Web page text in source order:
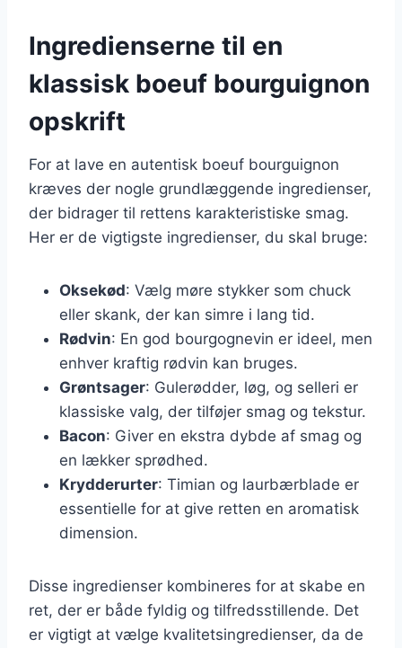
Ingredienserne til en
klassisk boeuf bourguignon
opskrift
For at lave en autentisk boeuf bourguignon
kræves der nogle grundlæggende ingredienser,
der bidrager til rettens karakteristiske smag.
Her er de vigtigste ingredienser, du skal bruge:
Oksekød: Vælg møre stykker som chuck
eller skank, der kan simre i lang tid.
Rødvin: En god bourgognevin er ideel, men
enhver kraftig rødvin kan bruges.
Grøntsager: Gulerødder, løg, og selleri er
klassiske valg, der tilføjer smag og tekstur.
Bacon: Giver en ekstra dybde af smag og
en lækker sprødhed.
Krydderurter: Timian og laurbærblade er
essentielle for at give retten en aromatisk
dimension.
Disse ingredienser kombineres for at skabe en
ret, der er både fyldig og tilfredsstillende. Det
er vigtigt at vælge kvalitetsingredienser, da de